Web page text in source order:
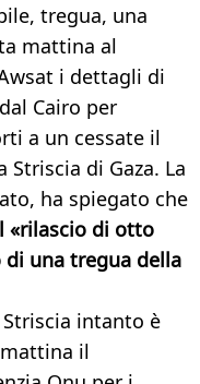
tregua, una
mattina al
i dettagli di
Cairo per
a un cessate il
di Gaza. La
ha spiegato che
«rilascio di otto
di una tregua della
intanto è
il